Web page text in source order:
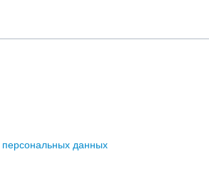
персональных данных